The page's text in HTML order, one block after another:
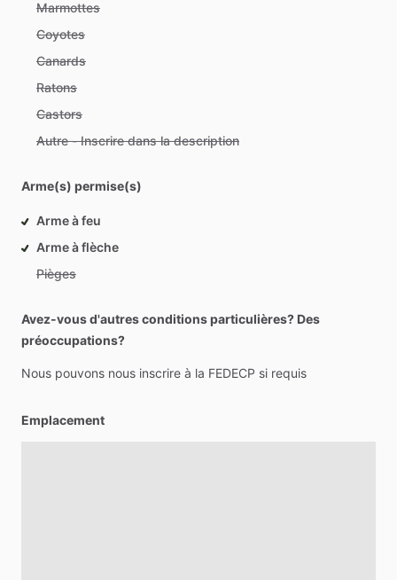
Marmottes
Coyotes
Canards
Ratons
Castors
Autre - Inscrire dans la description
Arme(s) permise(s)
Arme à feu
Arme à flèche
Pièges
Avez-vous d'autres conditions particulières? Des
préoccupations?
Nous pouvons nous inscrire à la FEDECP si requis
Emplacement